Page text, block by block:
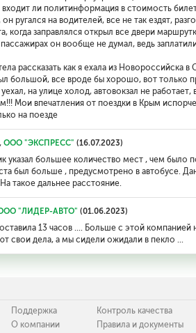
входит ли политинформация в стоимость
он ругался на водителей, все не так ездят,
когда заправлялся открыл все двери
он вообще не думал, ведь
рассказать как я ехала из Новороссийска
большой, все вроде бы хорошо, вот только
на улице холод, автовокзал не
Мои впечатления от поездки в Крым
на поезде
ООО "ЭКСПРЕСС" (16.07.2023)
указал большее количество мест , чем было
был больше , предусмотрено в автобусе.
такое дальнее расстояние.
"ЛИДЕР-АВТО" (01.06.2023)
13 часов .... Больше с этой
свои дела, а мы сидели ожидали в пекло ...
Поддержка
О компании
Контроль качества
Правила и документы